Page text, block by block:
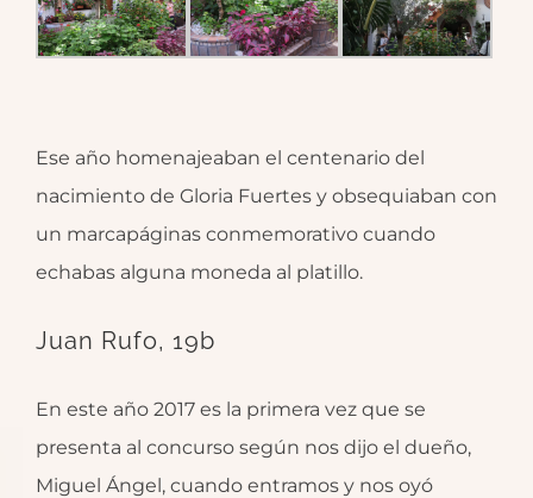
Ese año homenajeaban el centenario del
nacimiento de Gloria Fuertes y obsequiaban con
un marcapáginas conmemorativo cuando
echabas alguna moneda al platillo.
Juan Rufo, 19b
En este año 2017 es la primera vez que se
presenta al concurso según nos dijo el dueño,
Miguel Ángel, cuando entramos y nos oyó